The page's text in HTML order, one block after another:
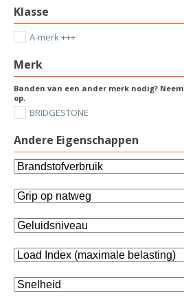
Klasse
A-merk +++
Merk
Banden van een ander merk nodig? Neem
op.
BRIDGESTONE
Andere Eigenschappen